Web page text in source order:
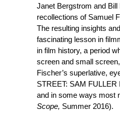
Janet Bergstrom and
recollections of Samuel
The resulting insights
fascinating lesson in
in film history, a period
screen and small
Fischer’s superlative,
STREET: SAM FULLER
and in some ways most
Scope, Summer 2016).